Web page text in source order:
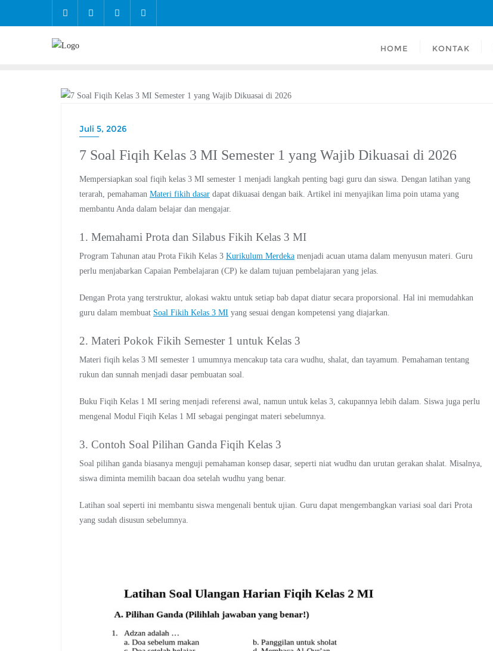
HOME KONTAK
Juli 5, 2026
7 Soal Fiqih Kelas 3 MI Semester 1 yang Wajib Dikuasai di 2026
Mempersiapkan soal fiqih kelas 3 MI semester 1 menjadi langkah penting bagi guru dan siswa. Dengan latihan yang
terarah, pemahaman Materi fikih dasar dapat dikuasai dengan baik. Artikel ini menyajikan lima poin utama yang
membantu Anda dalam belajar dan mengajar.
1. Memahami Prota dan Silabus Fikih Kelas 3 MI
Program Tahunan atau Prota Fikih Kelas 3 Kurikulum Merdeka menjadi acuan utama dalam menyusun materi. Guru
perlu menjabarkan Capaian Pembelajaran (CP) ke dalam tujuan pembelajaran yang jelas.
Dengan Prota yang terstruktur, alokasi waktu untuk setiap bab dapat diatur secara proporsional. Hal ini memudahkan
guru dalam membuat Soal Fikih Kelas 3 MI yang sesuai dengan kompetensi yang diajarkan.
2. Materi Pokok Fikih Semester 1 untuk Kelas 3
Materi fiqih kelas 3 MI semester 1 umumnya mencakup tata cara wudhu, shalat, dan tayamum. Pemahaman tentang
rukun dan sunnah menjadi dasar pembuatan soal.
Buku Fiqih Kelas 1 MI sering menjadi referensi awal, namun untuk kelas 3, cakupannya lebih dalam. Siswa juga perlu
mengenal Modul Fiqih Kelas 1 MI sebagai pengingat materi sebelumnya.
3. Contoh Soal Pilihan Ganda Fiqih Kelas 3
Soal pilihan ganda biasanya menguji pemahaman konsep dasar, seperti niat wudhu dan urutan gerakan shalat. Misalnya,
siswa diminta memilih bacaan doa setelah wudhu yang benar.
Latihan soal seperti ini membantu siswa mengenali bentuk ujian. Guru dapat mengembangkan variasi soal dari Prota
yang sudah disusun sebelumnya.